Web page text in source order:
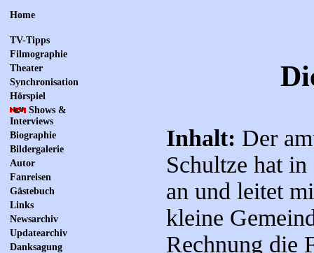
Home
TV-Tipps
Filmographie
Theater
Synchronisation
Hörspiel
Shows &
Interviews
Biographie
Bildergalerie
Autor
Fanreisen
Gästebuch
Links
Newsarchiv
Updatearchiv
Danksagung
Inhalt: Der
Schultze hat in
an und leitet
kleine
Rechnung die